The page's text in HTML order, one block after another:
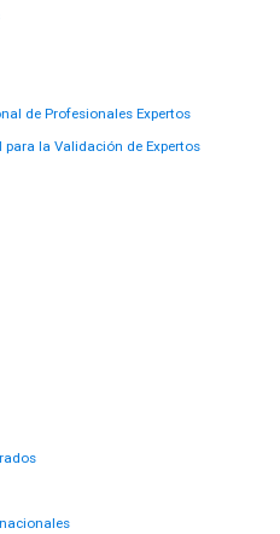
de Profesionales Expertos
la Validación de Expertos